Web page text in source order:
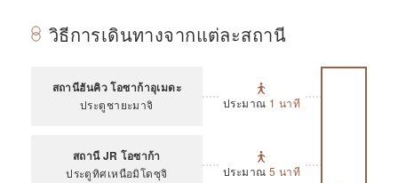
วิธีการเดินทางจากแต่ละสถานี
สถานีฮันคิว โอซาก้าอุเมดะ
ประตูชายะมาจิ ประมาณ 1 นาที
สถานี JR โอซาก้า
ประตูทิศเหนือมิโดซุจิ ประมาณ 5 นาที